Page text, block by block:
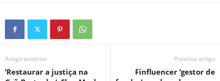
Artigo anterior
‘Restaurar a justiça na
Próximo artigo
Finfluencer ‘gestor de